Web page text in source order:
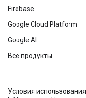
Firebase
Google Cloud Platform
Google AI
Все продукты
Условия использования